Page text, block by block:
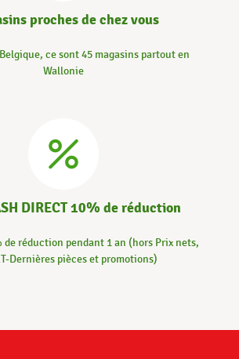
proches de chez vous
ce sont 45 magasins partout en
Wallonie
DIRECT 10% de réduction
de réduction pendant 1 an (hors Prix nets,
Dernières pièces et promotions)